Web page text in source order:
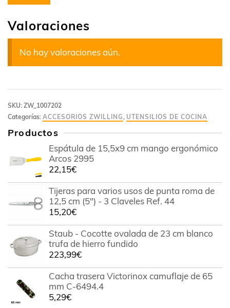
Valoraciones
No hay valoraciones aún.
SKU: ZW_1007202
Categorías: ACCESORIOS ZWILLING, UTENSILIOS DE COCINA
Productos
Espátula de 15,5x9 cm mango ergonómico
Arcos 2995
22,15€
Tijeras para varios usos de punta roma de
12,5 cm (5") - 3 Claveles Ref. 44
15,20€
Staub - Cocotte ovalada de 23 cm blanco
trufa de hierro fundido
223,99€
Cacha trasera Victorinox camuflaje de 65
mm C-6494.4
5,29€